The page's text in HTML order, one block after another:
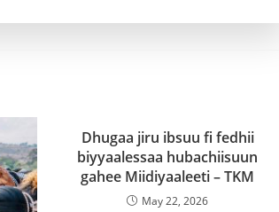
Dhugaa jiru ibsuu fi fedhii
biyyaalessaa hubachiisuun
gahee Miidiyaaleeti – TKM
May 22, 2026